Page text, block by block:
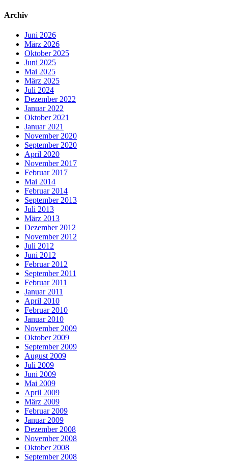
Archiv
Juni 2026
März 2026
Oktober 2025
Juni 2025
Mai 2025
März 2025
Juli 2024
Dezember 2022
Januar 2022
Oktober 2021
Januar 2021
November 2020
September 2020
April 2020
November 2017
Februar 2017
Mai 2014
Februar 2014
September 2013
Juli 2013
März 2013
Dezember 2012
November 2012
Juli 2012
Juni 2012
Februar 2012
September 2011
Februar 2011
Januar 2011
April 2010
Februar 2010
Januar 2010
November 2009
Oktober 2009
September 2009
August 2009
Juli 2009
Juni 2009
Mai 2009
April 2009
März 2009
Februar 2009
Januar 2009
Dezember 2008
November 2008
Oktober 2008
September 2008